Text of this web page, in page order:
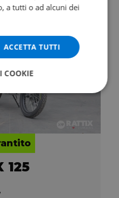
125
a tutti o ad alcuni dei
ACCETTA TUTTI
COOKIE